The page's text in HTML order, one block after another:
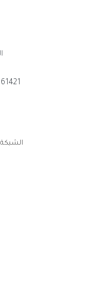
61421
الشبكة